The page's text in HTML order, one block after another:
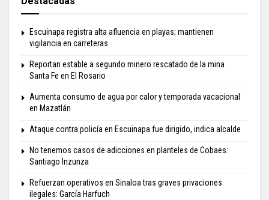
Escuinapa registra alta afluencia en playas; mantienen
vigilancia en carreteras
Reportan estable a segundo minero rescatado de la mina
Santa Fe en El Rosario
Aumenta consumo de agua por calor y temporada vacacional
en Mazatlán
Ataque contra policía en Escuinapa fue dirigido, indica alcalde
No tenemos casos de adicciones en planteles de Cobaes:
Santiago Inzunza
Refuerzan operativos en Sinaloa tras graves privaciones
ilegales: García Harfuch